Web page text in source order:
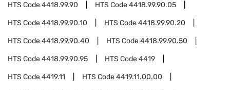
HTS Code4418.99.90 HTS Code4418.99.90.05
HTS Code4418.99.90.10 HTS Code4418.99.90.20
HTS Code4418.99.90.40 HTS Code4418.99.90.50
HTS Code4418.99.90.95 HTS Code4419
HTS Code4419.11 HTS Code4419.11.00.00